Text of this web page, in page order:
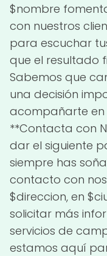
$nombre
con nuestros
para escuchar
que el resultado
Sabemos que
una decisión
acompañarte
**Contacta con
dar el siguiente
siempre has
contacto con
$direccion, en
solicitar más
servicios de
estamos aquí